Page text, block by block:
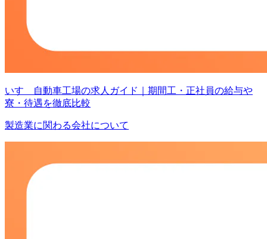
いすゞ自動車工場の求人ガイド｜期間工・正社員の給与や
寮・待遇を徹底比較
製造業に関わる会社について